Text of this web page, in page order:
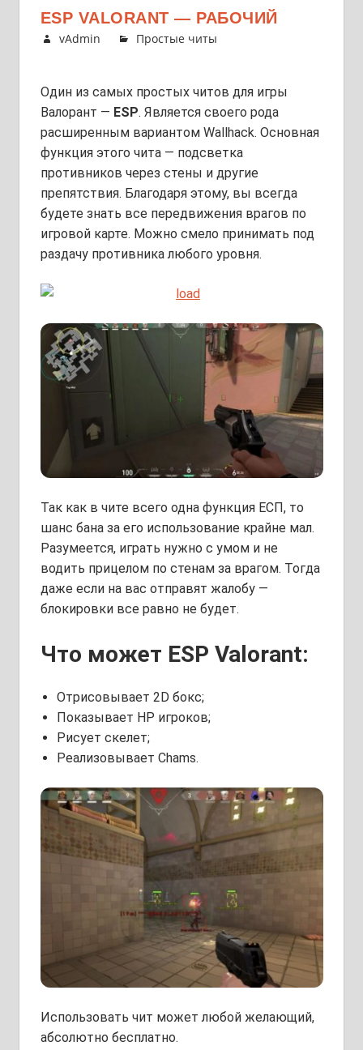
ESP VALORANT — РАБОЧИЙ
vAdmin Простые читы
Один из самых простых читов для игры
Валорант — ESP. Является своего рода
расширенным вариантом Wallhack. Основная
функция этого чита — подсветка
противников через стены и другие
препятствия. Благодаря этому, вы всегда
будете знать все передвижения врагов по
игровой карте. Можно смело принимать под
раздачу противника любого уровня.
Так как в чите всего одна функция ЕСП, то
шанс бана за его использование крайне мал.
Разумеется, играть нужно с умом и не
водить прицелом по стенам за врагом. Тогда
даже если на вас отправят жалобу —
блокировки все равно не будет.
Что может ESP Valorant:
Отрисовывает 2D бокс;
Показывает HP игроков;
Рисует скелет;
Реализовывает Chams.
Использовать чит может любой желающий,
абсолютно бесплатно.